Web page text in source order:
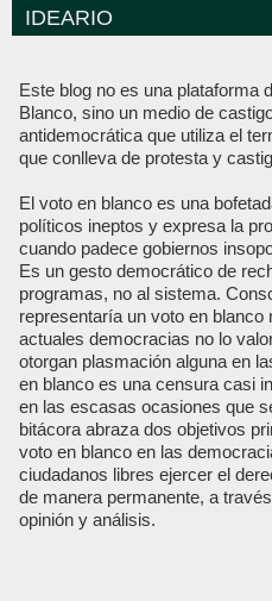
IDEARIO
Este blog no es una plataforma
Blanco, sino un medio de
antidemocrática que utiliza el
que conlleva de protesta y
El voto en blanco es una
políticos ineptos y expresa la
cuando padece gobiernos
Es un gesto democrático de
programas, no al sistema.
representaría un voto en
actuales democracias no lo
otorgan plasmación alguna en
en blanco es una censura casi
en las escasas ocasiones que
bitácora abraza dos objetivos
voto en blanco en las
ciudadanos libres ejercer el
de manera permanente, a
opinión y análisis.